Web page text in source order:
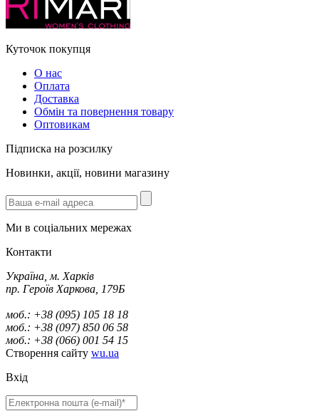
Куточок покупця
О нас
Оплата
Доставка
Обмін та повернення товару
Оптовикам
Підписка на розсилку
Новинки, акції, новини магазину
Ми в соціальних мережах
Контакти
Україна, м. Харків
пр. Героїв Харкова, 179Б
моб.: +38 (095) 105 18 18
моб.: +38 (097) 850 06 58
моб.: +38 (066) 001 54 15
Створення сайту wu.ua
Вхід